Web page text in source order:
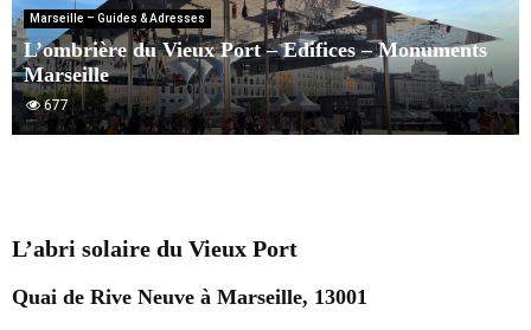
Marseille – Guides & Adresses
L’ombrière du Vieux Port – Edifices – Monuments
Marseille
677
L’abri solaire du Vieux Port
Quai de Rive Neuve à Marseille, 13001